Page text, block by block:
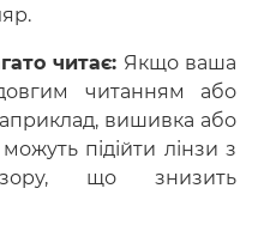
читає: Якщо ваша
читанням або
вишивка або
підійти лінзи з
що знизить